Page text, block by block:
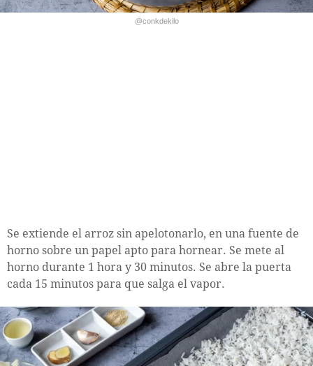
@conkdekilo
Se extiende el arroz sin apelotonarlo, en una fuente de
horno sobre un papel apto para hornear. Se mete al
horno durante 1 hora y 30 minutos. Se abre la puerta
cada 15 minutos para que salga el vapor.